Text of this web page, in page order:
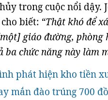
trong cuộc nổi dậy.
biết: “Thật khó để
giáo đường, phòng
chức năng này làm
phát hiện kho tiền
mắn đào trúng 700